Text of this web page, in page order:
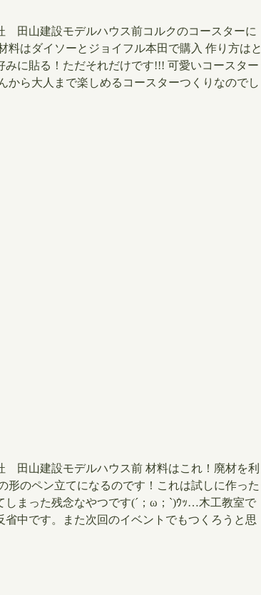
田山建設モデルハウス前​コルクのコースターに
はダイソーとジョイフル本田で購入 ​作り方はと
に貼る！ただそれだけです!!! ​可愛いコースター
ら大人まで楽しめるコースターつくりなのでし
田山建設モデルハウス前 ​材料はこれ！廃材を利
形のペン立てになるのです！これは試しに作った
まった残念なやつです(´；ω；`)ｳｯ…木工教室で
中です。また次回のイベントでもつくろうと思